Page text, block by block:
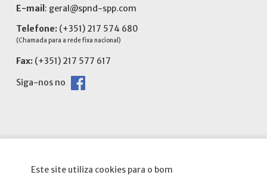
Este site utiliza cookies para o bom
E-mail : geral@spnd-spp.com
Telefone: (+351) 217 574 680
(Chamada para a rede fixa nacional)
Fax: (+351) 217 577 617
Siga-nos no